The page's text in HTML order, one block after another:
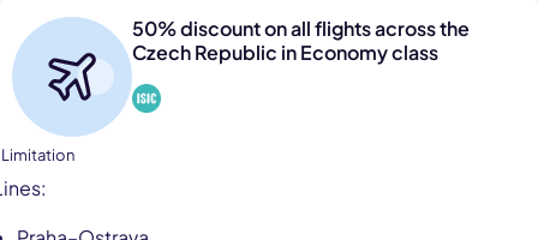
50% discount on all flights across the
Czech Republic in Economy class
Limitation